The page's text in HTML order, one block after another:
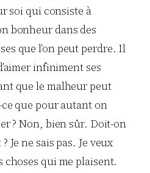
soi qui consiste à
bonheur dans des
que l’on peut perdre. Il
infiniment ses
que le malheur peut
ce que pour autant on
? Non, bien sûr. Doit-on
Je ne sais pas. Je veux
qui me plaisent.